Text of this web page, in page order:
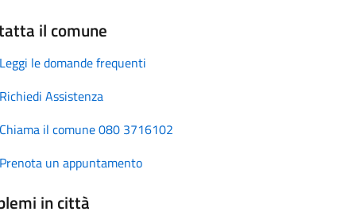
il comune
Leggi le domande frequenti
Richiedi Assistenza
Chiama il comune 080 3716102
Prenota un appuntamento
in città